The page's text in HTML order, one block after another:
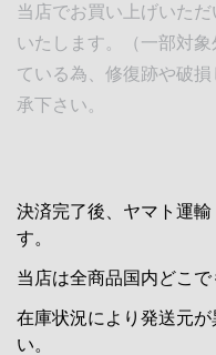
当店でお買い上げいた
いたします。（一部対
ている為、修復跡や破
承下さい。
決済完了後、ヤマト運
す。
当店は全商品国内どこ
在庫状況により発送元
い。